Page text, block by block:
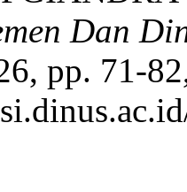
Dan
pp. 71-